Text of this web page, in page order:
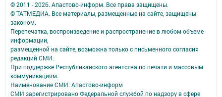
© 2011 - 2026. Апастово-информ. Все права защищены.
© ТАТМЕДИА. Все материалы, размещенные на сайте, защищены
законом.
Перепечатка, воспроизведение и распространение в любом объеме
информации,
размещенной на сайте, возможна только с письменного согласия
редакций СМИ.
При поддержке Республиканского агентства по печати и массовым
коммуникациям.
Наименование СМИ: Апастово-информ
СМИ зарегистрировано Федеральной службой по надзору в сфере